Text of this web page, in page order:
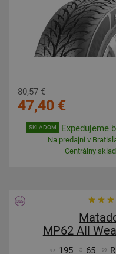
80,57 €
47,40 €
SKLADOM Expedujeme
Na predajni v
Centrálny
MP62 All
195 65